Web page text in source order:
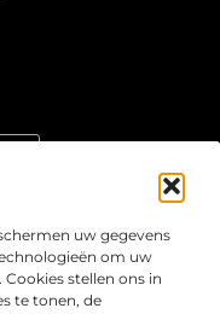
uw gegevens
om uw
stellen ons in
te tonen, de
en inspiratie “